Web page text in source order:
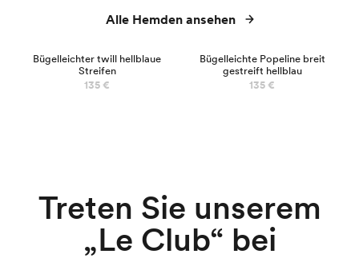
Alle Hemden ansehen
Bügelleichter twill hellblaue
Streifen
135 €
Bügelleichte Popeline breit
gestreift hellblau
135 €
Treten Sie unserem
„Le Club“ bei